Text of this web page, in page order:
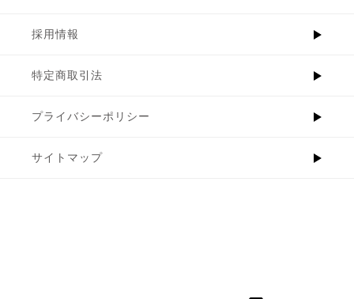
採用情報
特定商取引法
プライバシーポリシー
サイトマップ